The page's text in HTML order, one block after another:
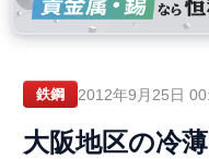
鉄鋼 2012年9月25日
大阪地区の冷